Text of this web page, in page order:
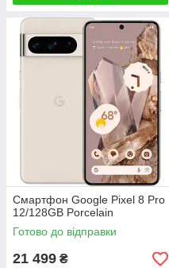
Смартфон Google Pixel 8 Pro
12/128GB Porcelain
Готово до відправки
21 499 ₴